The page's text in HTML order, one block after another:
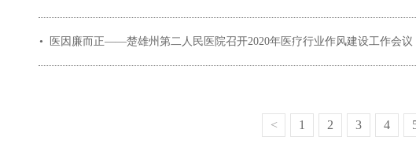
医因廉而正——楚雄州第二人民医院召开2020年医疗行业作风建设工作会议
< 1 2 3 4